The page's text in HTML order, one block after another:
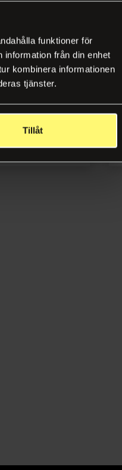
funktioner för
från din enhet
kombinera informationen
tjänster.
Tillåt
melerad brun 166m
Logga in